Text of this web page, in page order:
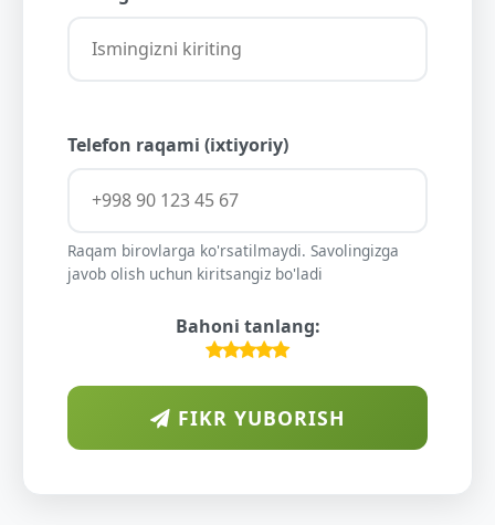
Telefon raqami (ixtiyoriy)
Raqam birovlarga ko'rsatilmaydi. Savolingizga
javob olish uchun kiritsangiz bo'ladi
Bahoni tanlang:
FIKR YUBORISH